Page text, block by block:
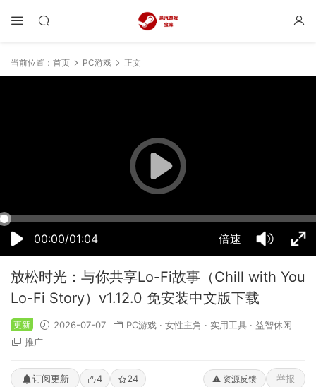
当前位置： 首页 PC游戏 正文
00:00/01:04 倍速
50% 75% 100%
放松时光：与你共享Lo-Fi故事（Chill with You
Lo-Fi Story）v1.12.0 免安装中文版下载
更新 2026-07-07 PC游戏 · 女性主角 · 实用工具 · 益智休闲
推广
订阅更新 4 24 ⚠️ 资源反馈 举报